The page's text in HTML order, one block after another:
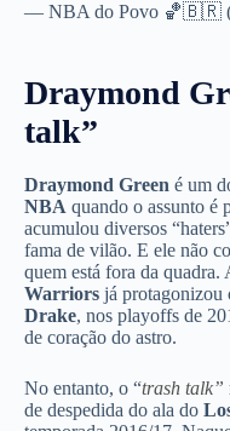
— NBA do Povo 🏀🇧🇷
Draymond
talk”
Draymond Green é um
NBA quando o assunto é
acumulou diversos
fama de vilão. E ele não
quem está fora da
Warriors já protagonizou
Drake, nos playoffs de
de coração do astro.
No entanto, o “trash talk”
de despedida do ala do